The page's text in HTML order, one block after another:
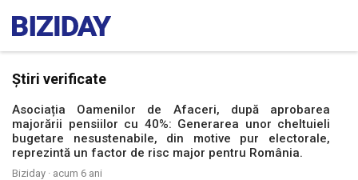
Știri verificate
Asociația Oamenilor de Afaceri, după aprobarea
majorării pensiilor cu 40%: Generarea unor cheltuieli
bugetare nesustenabile, din motive pur electorale,
reprezintă un factor de risc major pentru România.
Biziday · acum 6 ani